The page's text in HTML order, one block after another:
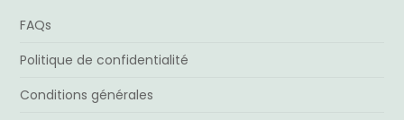
FAQs
Politique de confidentialité
Conditions générales